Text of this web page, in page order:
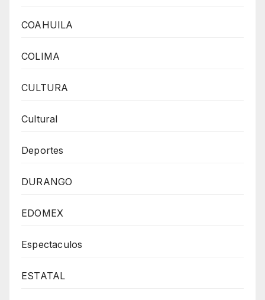
COAHUILA
COLIMA
CULTURA
Cultural
Deportes
DURANGO
EDOMEX
Espectaculos
ESTATAL